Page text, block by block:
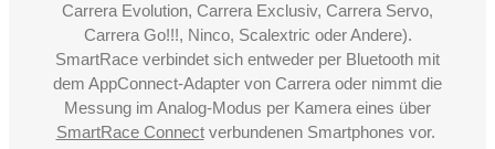
Carrera Evolution, Carrera Exclusiv, Carrera Servo,
Carrera Go!!!, Ninco, Scalextric oder Andere).
SmartRace verbindet sich entweder per Bluetooth mit
dem AppConnect-Adapter von Carrera oder nimmt die
Messung im Analog-Modus per Kamera eines über
SmartRace Connectverbundenen Smartphones vor.